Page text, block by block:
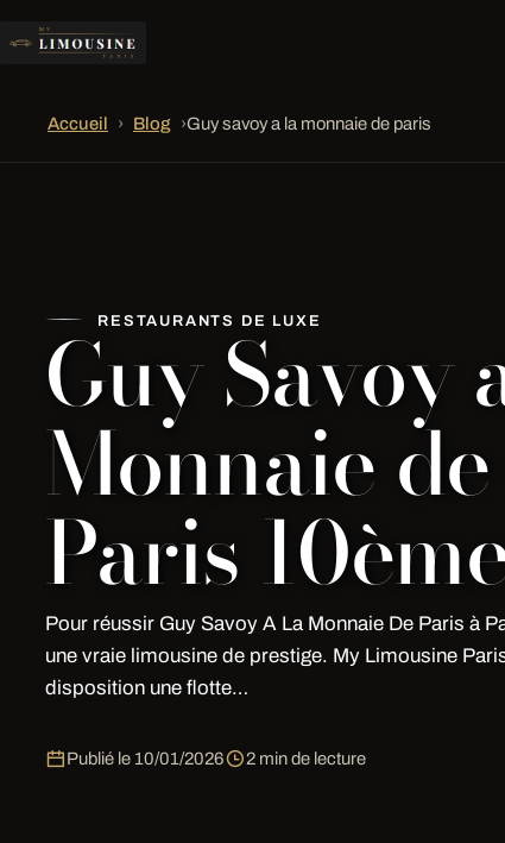
Accueil › Blog ›Guy savoy a la monnaie de paris
RESTAURANTS DE LUXE
Guy Savoy
Monnaie
Paris
Pour réussir Guy Savoy A La Monnaie De Paris à
une vraie limousine de prestige. My Limousine
disposition une flotte…
Publié le 10/01/2026 2 min de lecture